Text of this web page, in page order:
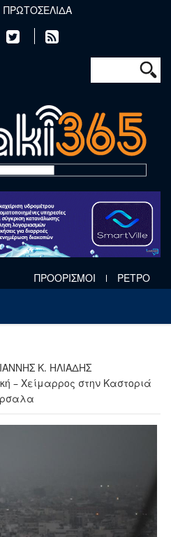
ΠΡΩΤΟΣΕΛΙΔΑ
Φόρμα
Αναζήτηση
ΠΡΟΟΡΙΣΜΟΙ ΡΕΤΡΟ
Κ. ΗΛΙΑΔΗΣ
– Χείμαρρος στην Καστοριά